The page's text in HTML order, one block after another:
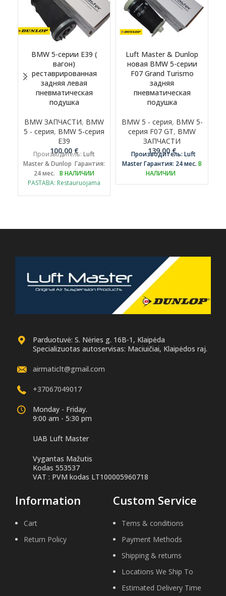
BMW 5-серии E39 (
вагон)
реставрированная
задняя левая
пневматическая
подушка
BMW ЗАПЧАСТИ, BMW
5 - серия, BMW 5-серия
E39
100.00 €
Производитель: Luft
Master & Dunlop Гарантия:
24 мес. В НАЛИЧИИ
PASTABA: Restauruojama
autoservisą.
Luft Master & Dunlop
новая BMW 5-серии
F07 Grand Turismo
задняя
пневматическая
подушка
BMW 5 - серия, BMW 5-
серия F07 GT, BMW
ЗАПЧАСТИ
139.00€
Производитель: Luft
MasterГарантия: 24 мес. В
НАЛИЧИИ
Parduotuvė: S. Nėries g. 16B-1, Klaipėda
Specializuotas autoservisas: Maciuičiai, Klaipėdos raj.
airmaticlt@gmail.com
+37067049017
Monday - Friday.
9:00 am - 5:30 pm
UAB Luft Master
Vygantas Mažutis
Kodas 553537
VAT : PVM kodas LT100005960718
Information
Cart
Return Policy
Custom Service
Tems & conditions
Payment Methods
Shipping & returns
Locations We Ship To
Estimated Delivery Time